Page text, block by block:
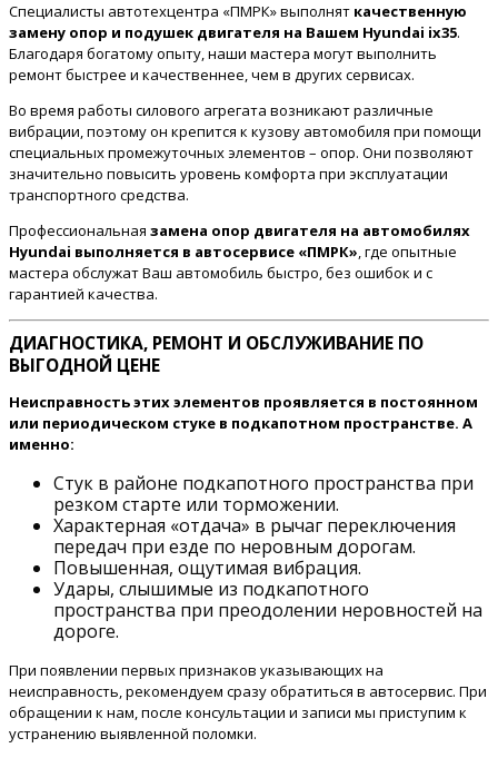
Специалисты автотехцентра «ПМРК» выполнят качественную
замену опор и подушек двигателя на Вашем Hyundai ix35.
Благодаря богатому опыту, наши мастера могут выполнить
ремонт быстрее и качественнее, чем в других сервисах.
Во время работы силового агрегата возникают различные
вибрации, поэтому он крепится к кузову автомобиля при помощи
специальных промежуточных элементов – опор. Они позволяют
значительно повысить уровень комфорта при эксплуатации
транспортного средства.
Профессиональная замена опор двигателя на автомобилях
Hyundai выполняется в автосервисе «ПМРК», где опытные
мастера обслужат Ваш автомобиль быстро, без ошибок и с
гарантией качества.
ДИАГНОСТИКА, РЕМОНТ И ОБСЛУЖИВАНИЕ ПО
ВЫГОДНОЙ ЦЕНЕ
Неисправность этих элементов проявляется в постоянном
или периодическом стуке в подкапотном пространстве. А
именно:
Стук в районе подкапотного пространства при
резком старте или торможении.
Характерная «отдача» в рычаг переключения
передач при езде по неровным дорогам.
Повышенная, ощутимая вибрация.
Удары, слышимые из подкапотного
пространства при преодолении неровностей на
дороге.
При появлении первых признаков указывающих на
неисправность, рекомендуем сразу обратиться в автосервис. При
обращении к нам, после консультации и записи мы приступим к
устранению выявленной поломки.